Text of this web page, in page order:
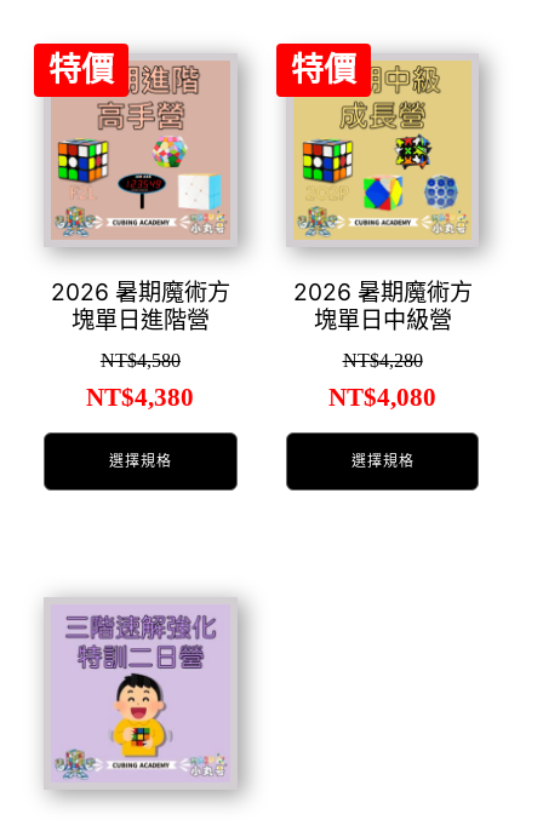
特價
2026 暑期魔術方
塊單日進階營
NT$4,580
原
始
NT$4,380
前
選擇規格
此
產
有
種
款
式。
頁
項
特價
2026 暑期魔術方
塊單日中級營
NT$4,280
原
始
NT$4,080
前
選擇規格
此
產
有
種
款
式。
頁